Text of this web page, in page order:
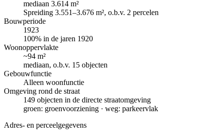
mediaan 3.614 m²
Spreiding 3.551–3.676 m², o.b.v. 2 percelen
Bouwperiode
1923
100% in de jaren 1920
Woonoppervlakte
~94 m²
mediaan, o.b.v. 15 objecten
Gebouwfunctie
Alleen woonfunctie
Omgeving rond de straat
149 objecten in de directe straatomgeving
groen: groenvoorziening · weg: parkeervlak
Adres- en perceelgegevens